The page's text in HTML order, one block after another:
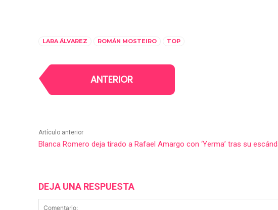
LARA ÁLVAREZ ROMÁN MOSTEIRO TOP
ANTERIOR
Artículo anterior
Blanca Romero deja tirado a Rafael Amargo con ‘Yerma’ tras su
DEJA UNA RESPUESTA